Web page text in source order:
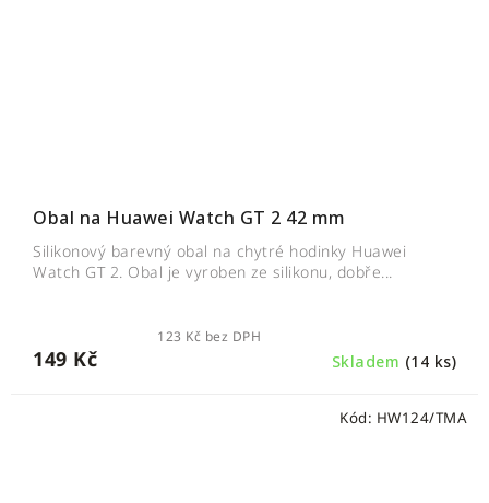
Obal na Huawei Watch GT 2 42 mm
Skladem (14 ks)
123 Kč bez DPH
149 Kč
Silikonový barevný obal na chytré hodinky Huawei
Watch GT 2. Obal je vyroben ze silikonu, dobře...
Kód: HW124/TMA